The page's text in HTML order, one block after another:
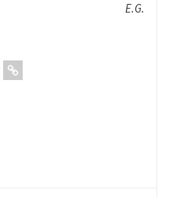
E.G.